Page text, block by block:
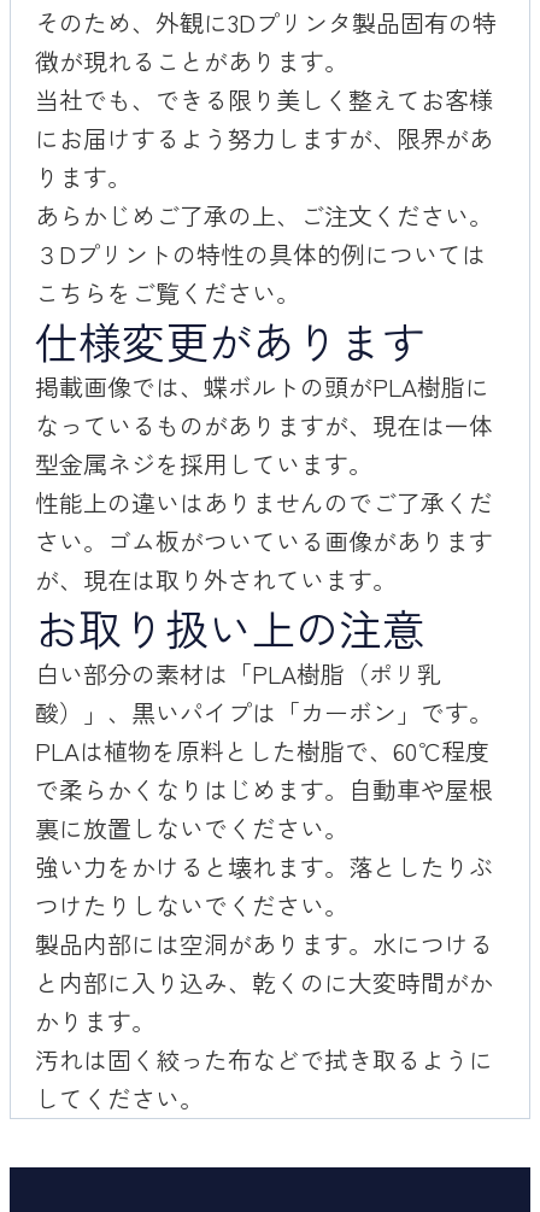
そのため、外観に3Dプリンタ製品固有の特
徴が現れることがあります。
当社でも、できる限り美しく整えてお客様
にお届けするよう努力しますが、限界があ
ります。
あらかじめご了承の上、ご注文ください。
３Dプリントの特性の具体的例については
こちら をご覧ください。
仕様変更があります
掲載画像では、蝶ボルトの頭がPLA樹脂に
なっているものがありますが、現在は一体
型金属ネジを採用しています。
性能上の違いはありませんのでご了承くだ
さい。ゴム板がついている画像があります
が、現在は取り外されています。
お取り扱い上の注意
白い部分の素材は「PLA樹脂（ポリ乳
酸）」、黒いパイプは「カーボン」です。
PLAは植物を原料とした樹脂で、60℃程度
で柔らかくなりはじめます。自動車や屋根
裏に放置しないでください。
強い力をかけると壊れます。落としたりぶ
つけたりしないでください。
製品内部には空洞があります。水につける
と内部に入り込み、乾くのに大変時間がか
かります。
汚れは固く絞った布などで拭き取るように
してください。